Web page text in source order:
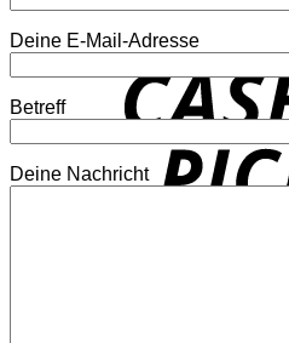
Deine E-Mail-Adresse
Betreff
Deine Nachricht